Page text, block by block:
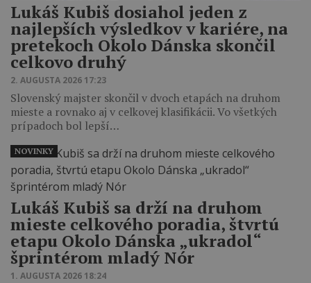
Lukáš Kubiš dosiahol jeden z
najlepších výsledkov v kariére, na
pretekoch Okolo Dánska skončil
celkovo druhý
2. AUGUSTA 2026 17:23
Slovenský majster skončil v dvoch etapách na druhom
mieste a rovnako aj v celkovej klasifikácii. Vo všetkých
prípadoch bol lepší…
Lukáš Kubiš sa drží na druhom
mieste celkového poradia, štvrtú
etapu Okolo Dánska „ukradol“
šprintérom mladý Nór
1. AUGUSTA 2026 18:24
NOVINKY